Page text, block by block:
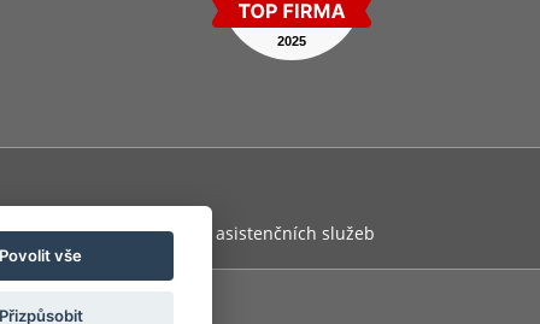
zaměstnancePojištění asistenčních služeb
Povolit vše
Přizpůsobit